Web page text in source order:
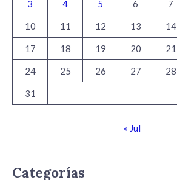
3 4 5 6 7
10 11 12 13 14
17 18 19 20 21
24 25 26 27 28
31
« Jul
Categorías